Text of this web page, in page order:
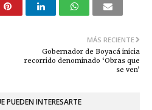
MÁS RECIENTE
Gobernador de Boyacá inicia
recorrido denominado ‘Obras que
se ven’
PUEDEN INTERESARTE